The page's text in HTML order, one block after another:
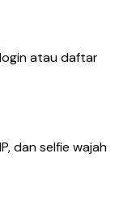
atau daftar
dan selfie wajah